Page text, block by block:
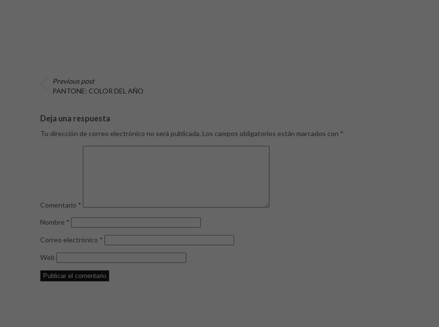
Previous post
PANTONE: COLOR DEL AÑO
Deja una respuesta
Tu dirección de correo electrónico no será publicada. Los campos obligatorios están marcados con *
Comentario *
Nombre *
Correo electrónico *
Web